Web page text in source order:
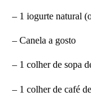
– 1 iogurte natural
– Canela a gosto
– 1 colher de sopa
– 1 colher de café